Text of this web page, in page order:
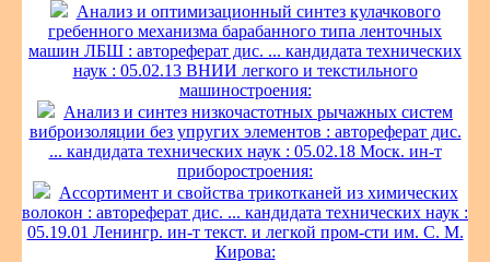
Анализ и оптимизационный синтез кулачкового
гребенного механизма барабанного типа ленточных
машин ЛБШ : автореферат дис. ... кандидата технических
наук : 05.02.13 ВНИИ легкого и текстильного
машиностроения:
Анализ и синтез низкочастотных рычажных систем
виброизоляции без упругих элементов : автореферат дис.
... кандидата технических наук : 05.02.18 Моск. ин-т
приборостроения:
Ассортимент и свойства трикотканей из химических
волокон : автореферат дис. ... кандидата технических наук :
05.19.01 Ленингр. ин-т текст. и легкой пром-сти им. С. М.
Кирова: